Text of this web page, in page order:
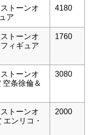
トーンオ
ア
4180
トーンオ
ィギュア
1760
トーンオ
空条徐倫＆
3080
トーンオ
ンリコ・
2000